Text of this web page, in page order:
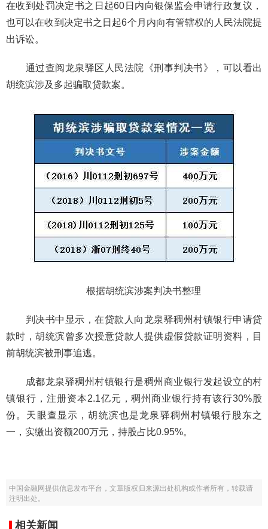
在收到处罚决定书之日起60日内向银保监会申请行政复议，
也可以在收到决定书之日起6个月内向有管辖权的人民法院提
出诉讼。
通过查阅龙泉驿区人民法院《刑事判决书》，可以看出
胡统滨涉及多起骗取贷款案。
根据胡统滨涉案判决书整理
判决书中显示，在贷款人向龙泉驿稠州村镇银行申请贷
款时，胡统滨曾多次授意贷款人提供虚假贷款证明资料，目
前胡统滨被刑事追逃。
成都龙泉驿稠州村镇银行是稠州商业银行发起设立的村
镇银行，注册资本2.1亿元，稠州商业银行持有该行30%股
份。天眼查显示，胡统滨也是龙泉驿稠州村镇银行股东之
一，实缴出资额200万元，持股占比0.95%。
中国金融网提供信息发布平台，文章版权归来源出处机构或作者所有，转载请
注明出处。
相关新闻